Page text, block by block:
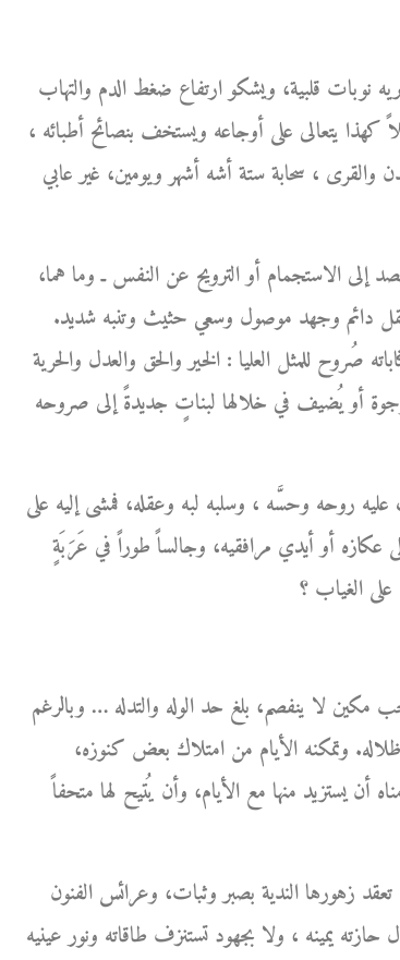
نوبات قلبية، ويشكو ارتفاع ضغط الدم والتهاب
كهذا يتعالى على أوجاعه ويستخف بنصائح أطبائه ،
والقرى ، سحابة ستة أشه أشهر ويومين، غير عابي
إلى الاستجمام أو الترويح عن النفس ـ وما هما،
دائم وجهد موصول وسعي حثيث وتنبه شديد.
صُروح للمثل العليا : الخير والحق والعدل والحرية
أو يُضيف في خلالها لبناتٍ جديدةً إلى صروحه
روحه وحسَّه ، وسلبه لبه وعقله، فمشى إليه على
عكازه أو أيدي مرافقيه، وجالساً طوراً في عَرَبَةٍ
مكين لا ينفصم، بلغ حد الوله والتدله … وبالرغم
وتمكنه الأيام من امتلاك بعض كنوزه،
أن يستزيد منها مع الأيام، وأن يُتيح لها متحفاً
زهورها الندية بصبر وثبات، وعرائس الفنون
يمينه ، ولا بجهود تستنزف طاقاته ونور عينيه